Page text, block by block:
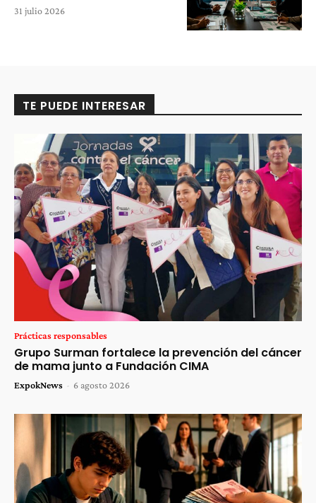
31 julio 2026
TE PUEDE INTERESAR
Prácticas responsables
Grupo Surman fortalece la prevención del cáncer
de mama junto a Fundación CIMA
ExpokNews - 6 agosto 2026